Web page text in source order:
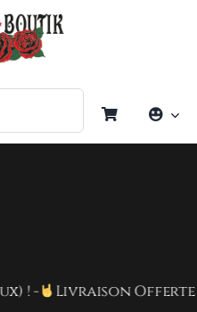
Livraison Offerte dès